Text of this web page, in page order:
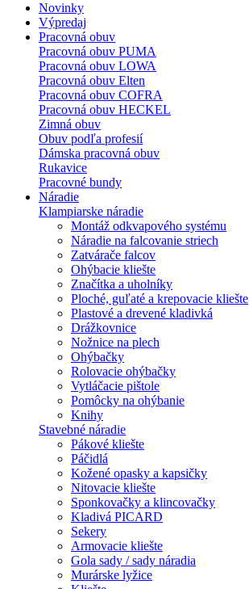
Novinky
Výpredaj
Pracovná obuv
Pracovná obuv PUMA
Pracovná obuv LOWA
Pracovná obuv Elten
Pracovná obuv COFRA
Pracovná obuv HECKEL
Zimná obuv
Obuv podľa profesií
Dámska pracovná obuv
Rukavice
Pracovné bundy
Náradie
Klampiarske náradie
Montáž odkvapového systému
Náradie na falcovanie striech
Zatvárače falcov
Ohýbacie kliešte
Značítka a uholníky
Ploché, guľaté a krepovacie kliešte
Plastové a drevené kladivká
Drážkovnice
Nožnice na plech
Ohýbačky
Rolovacie ohýbačky
Vytláčacie pištole
Pomôcky na ohýbanie
Knihy
Stavebné náradie
Pákové kliešte
Páčidlá
Kožené opasky a kapsičky
Nitovacie kliešte
Sponkovačky a klincovačky
Kladivá PICARD
Sekery
Armovacie kliešte
Gola sady / sady náradia
Murárske lyžice